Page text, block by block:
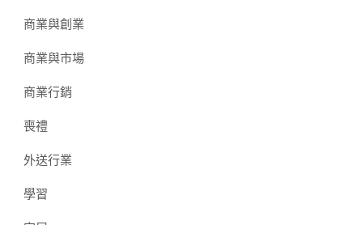
商業與創業
商業與市場
商業行銷
喪禮
外送行業
學習